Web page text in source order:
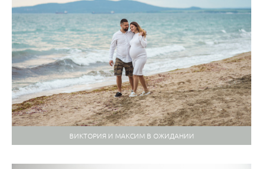
ВИКТОРИЯ И МАКСИМ В ОЖИДАНИИ